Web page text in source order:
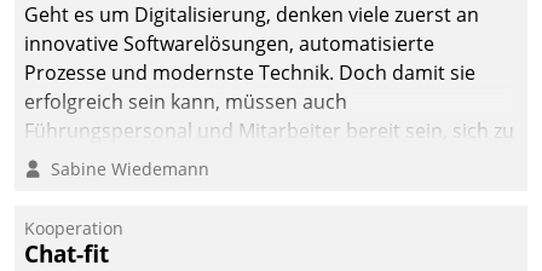
Geht es um Digitalisierung, denken viele zuerst an
innovative Softwarelösungen, automatisierte
Prozesse und modernste Technik. Doch damit sie
erfolgreich sein kann, müssen auch
Führungspersonal und Mitarbeiter bereit sein, sich zu
verändern und anzupassen, sonst werden sie an ihr
Sabine Wiedemann
Kooperation
Chat-fit